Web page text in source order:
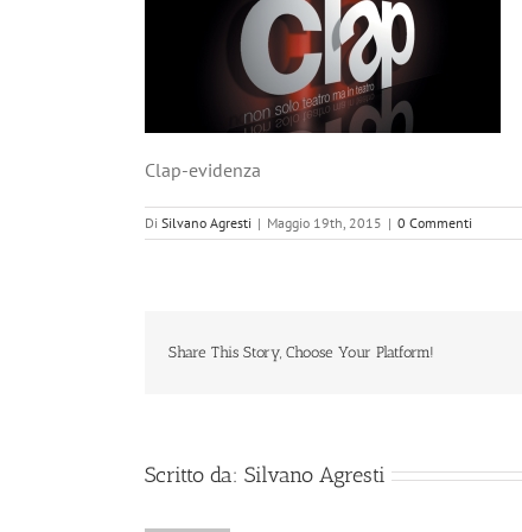
Clap-evidenza
Di Silvano Agresti | Maggio 19th, 2015 | 0 Commenti
Share This Story, Choose Your Platform!
Scritto da: Silvano Agresti